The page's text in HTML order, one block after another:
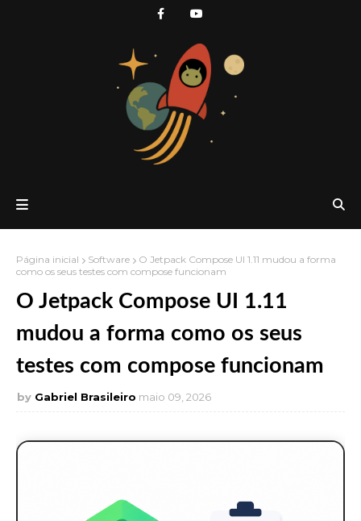
Página inicial Software
O Jetpack Compose UI 1.11 mudou a forma
como os seus testes com compose funcionam
O Jetpack Compose UI 1.11
mudou a forma como os seus
testes com compose funcionam
Gabriel Brasileiro maio 09, 2026